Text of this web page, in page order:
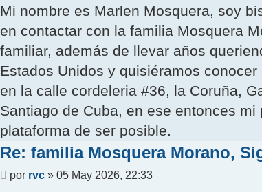
Mi nombre es Marlen Mosquera, soy
en contactar con la familia Mosquera
familiar, además de llevar años
Estados Unidos y quisiéramos
en la calle cordeleria #36, la Coruña,
Santiago de Cuba, en ese entonces
plataforma de ser posible.
Re: familia Mosquera Morano,
Mensaje
por rvc » 05 May 2026, 22:33